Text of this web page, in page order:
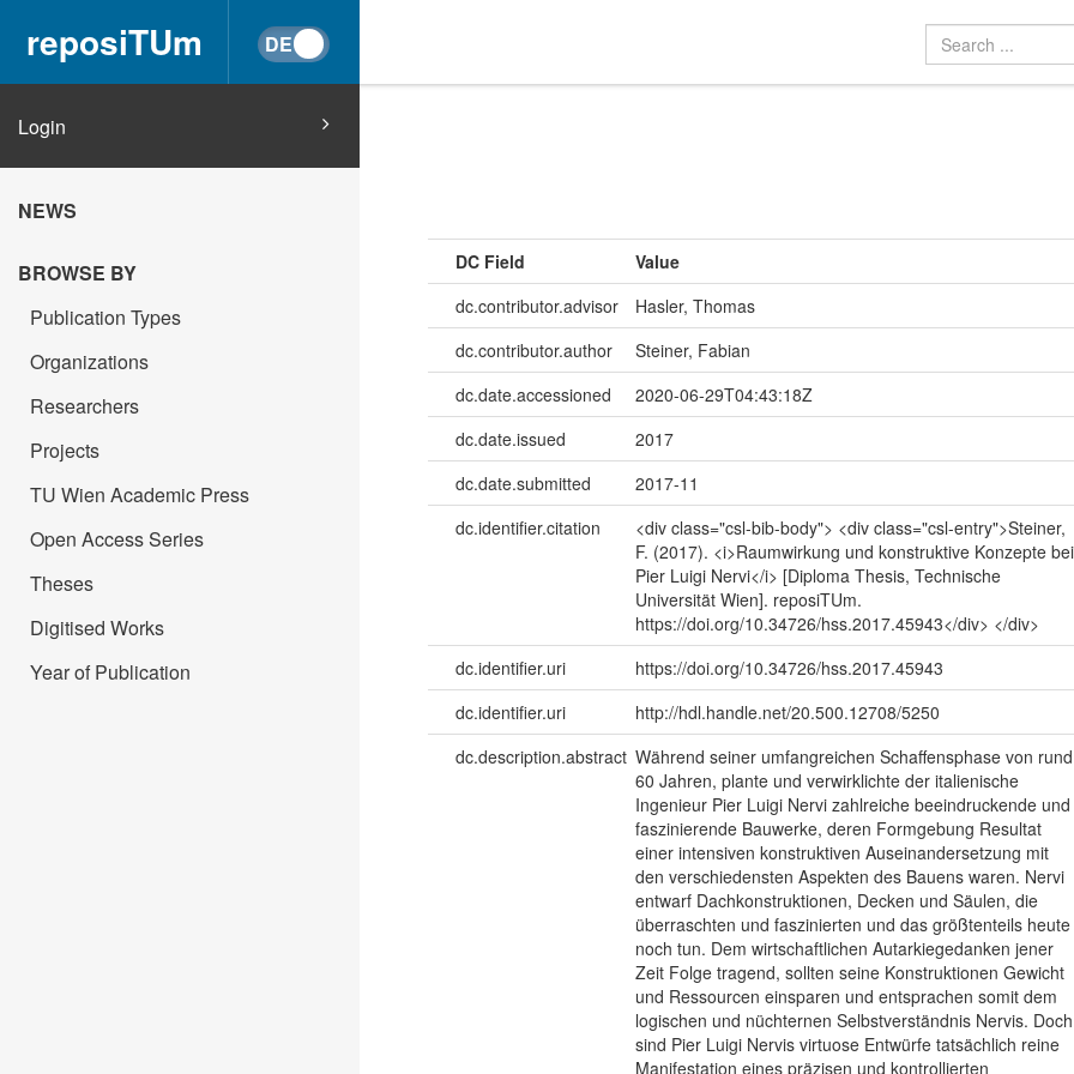
reposiTUm
Login
NEWS
BROWSE BY
Publication Types
Organizations
Researchers
Projects
TU Wien Academic Press
Open Access Series
Theses
Digitised Works
Year of Publication
DC Field
Value
dc.contributor.advisor
Hasler, Thomas
dc.contributor.author
Steiner, Fabian
dc.date.accessioned
2020-06-29T04:43:18Z
dc.date.issued
2017
dc.date.submitted
2017-11
dc.identifier.citation
<div class="csl-bib-body"> <div class="csl-entry">Steiner,
F. (2017). <i>Raumwirkung und konstruktive Konzepte bei
Pier Luigi Nervi</i> [Diploma Thesis, Technische
Universität Wien]. reposiTUm.
https://doi.org/10.34726/hss.2017.45943</div> </div>
dc.identifier.uri
https://doi.org/10.34726/hss.2017.45943
dc.identifier.uri
http://hdl.handle.net/20.500.12708/5250
dc.description.abstract Während seiner umfangreichen Schaffensphase von rund
60 Jahren, plante und verwirklichte der italienische
Ingenieur Pier Luigi Nervi zahlreiche beeindruckende und
faszinierende Bauwerke, deren Formgebung Resultat
einer intensiven konstruktiven Auseinandersetzung mit
den verschiedensten Aspekten des Bauens waren. Nervi
entwarf Dachkonstruktionen, Decken und Säulen, die
überraschten und faszinierten und das größtenteils heute
noch tun. Dem wirtschaftlichen Autarkiegedanken jener
Zeit Folge tragend, sollten seine Konstruktionen Gewicht
und Ressourcen einsparen und entsprachen somit dem
logischen und nüchternen Selbstverständnis Nervis. Doch
sind Pier Luigi Nervis virtuose Entwürfe tatsächlich reine
Manifestation eines präzisen und kontrollierten